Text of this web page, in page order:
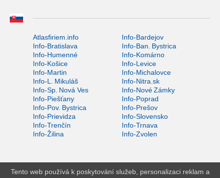
Atlasfiriem.info
Info-Bardejov
Info-Bratislava
Info-Ban. Bystrica
Info-Humenné
Info-Komárno
Info-Košice
Info-Levice
Info-Martin
Info-Michalovce
Info-L. Mikuláš
Info-Nitra.sk
Info-Sp. Nová Ves
Info-Nové Zámky
Info-Piešťany
Info-Poprad
Info-Pov. Bystrica
Info-Prešov
Info-Prievidza
Info-Slovensko
Info-Trenčín
Info-Trnava
Info-Žilina
Info-Zvolen
Tento web používá k poskytování služeb, personalizaci reklam a